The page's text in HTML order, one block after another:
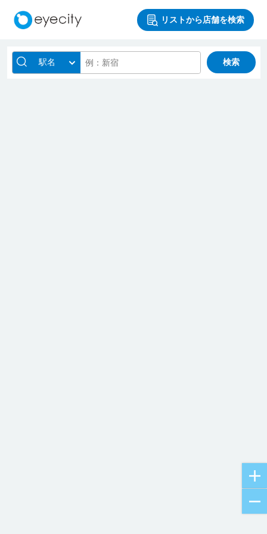
リストから店舗を検索
駅名 検索